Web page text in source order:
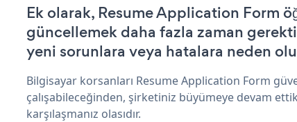
Ek olarak, Resume Application Form
güncellemek daha fazla zaman
yeni sorunlara veya hatalara neden
Bilgisayar korsanları Resume Application Form
çalışabileceğinden, şirketiniz büyümeye devam
karşılaşmanız olasıdır.